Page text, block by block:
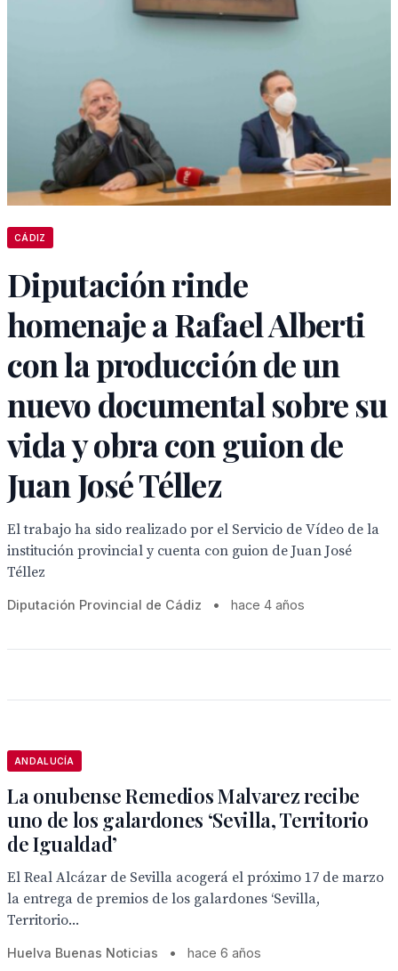
CÁDIZ
Diputación rinde
homenaje a Rafael Alberti
con la producción de un
nuevo documental sobre su
vida y obra con guion de
Juan José Téllez
El trabajo ha sido realizado por el Servicio de Vídeo de la
institución provincial y cuenta con guion de Juan José
Téllez
Diputación Provincial de Cádiz • hace 4 años
ANDALUCÍA
La onubense Remedios Malvarez recibe
uno de los galardones ‘Sevilla, Territorio
de Igualdad’
El Real Alcázar de Sevilla acogerá el próximo 17 de marzo
la entrega de premios de los galardones ‘Sevilla,
Territorio...
Huelva Buenas Noticias • hace 6 años